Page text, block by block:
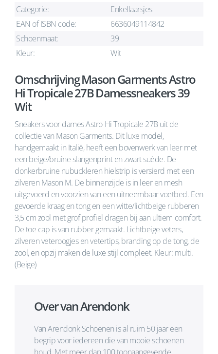
Categorie:
Enkellaarsjes
EAN of ISBN code:
6636049114842
Schoenmaat:
39
Kleur:
Wit
Omschrijving Mason Garments Astro
Hi Tropicale 27B Damessneakers 39
Wit
Sneakers voor dames Astro Hi Tropicale 27B uit de
collectie van Mason Garments. Dit luxe model,
handgemaakt in Italië, heeft een bovenwerk van leer met
een beige/bruine slangenprint en zwart suède. De
donkerbruine nubuckleren hielstrip is versierd met een
zilveren Mason M. De binnenzijde is in leer en mesh
uitgevoerd en voorzien van een uitneembaar voetbed. Een
gevoerde kraag en tong en een witte/lichtbeige rubberen
3,5 cm zool met grof profiel dragen bij aan ultiem comfort.
De toe cap is van rubber gemaakt. Lichtbeige veters,
zilveren veteroogjes en vetertips, branding op de tong, de
zool, en opzij maken de luxe stijl compleet. Kleur: multi.
(Beige)
Over van Arendonk
Van Arendonk Schoenen is al ruim 50 jaar een
begrip voor iedereen die van mooie schoenen